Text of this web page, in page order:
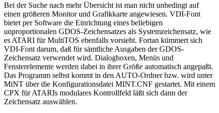
Bei der Suche nach mehr Übersicht ist man nicht unbedingt auf
einen größeren Monitor und Grafikkarte angewiesen. VDI-Font
bietet per Software die Einrichtung eines beliebigen
unproportionalen GDOS-Zeichensatzes als Systemzeichensatz, wie
es ATARI für MultiTOS ebenfalls vorsieht. Fortan kümmert sich
VDI-Font darum, daß für sämtliche Ausgaben der GDOS-
Zeichensatz verwendet wird. Dialogboxen, Menüs und
Fensterelemente werden dabei in ihrer Größe automatisch angepaßt.
Das Programm selbst kommt in den AUTO-Ordner bzw. wird unter
MiNT über die Konfigurationsdatei MINT.CNF gestartet. Mit einem
CPX für ATARIs modulares Kontrollfeld läßt sich dann der
Zeichensatz auswählen.